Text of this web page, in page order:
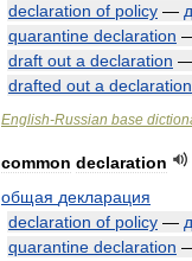
declaration of policy —
quarantine declaration
draft out a declaration
drafted out a declaration
English-Russian base
common declaration
общая декларация
declaration of policy —
quarantine declaration